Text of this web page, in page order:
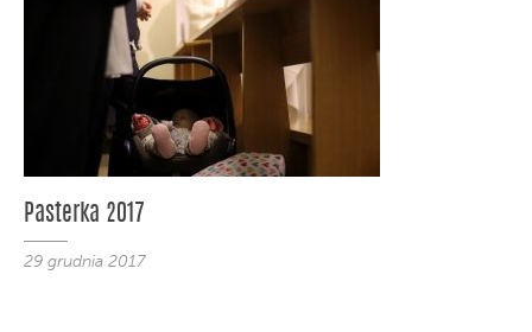
Pasterka 2017
29 grudnia 2017